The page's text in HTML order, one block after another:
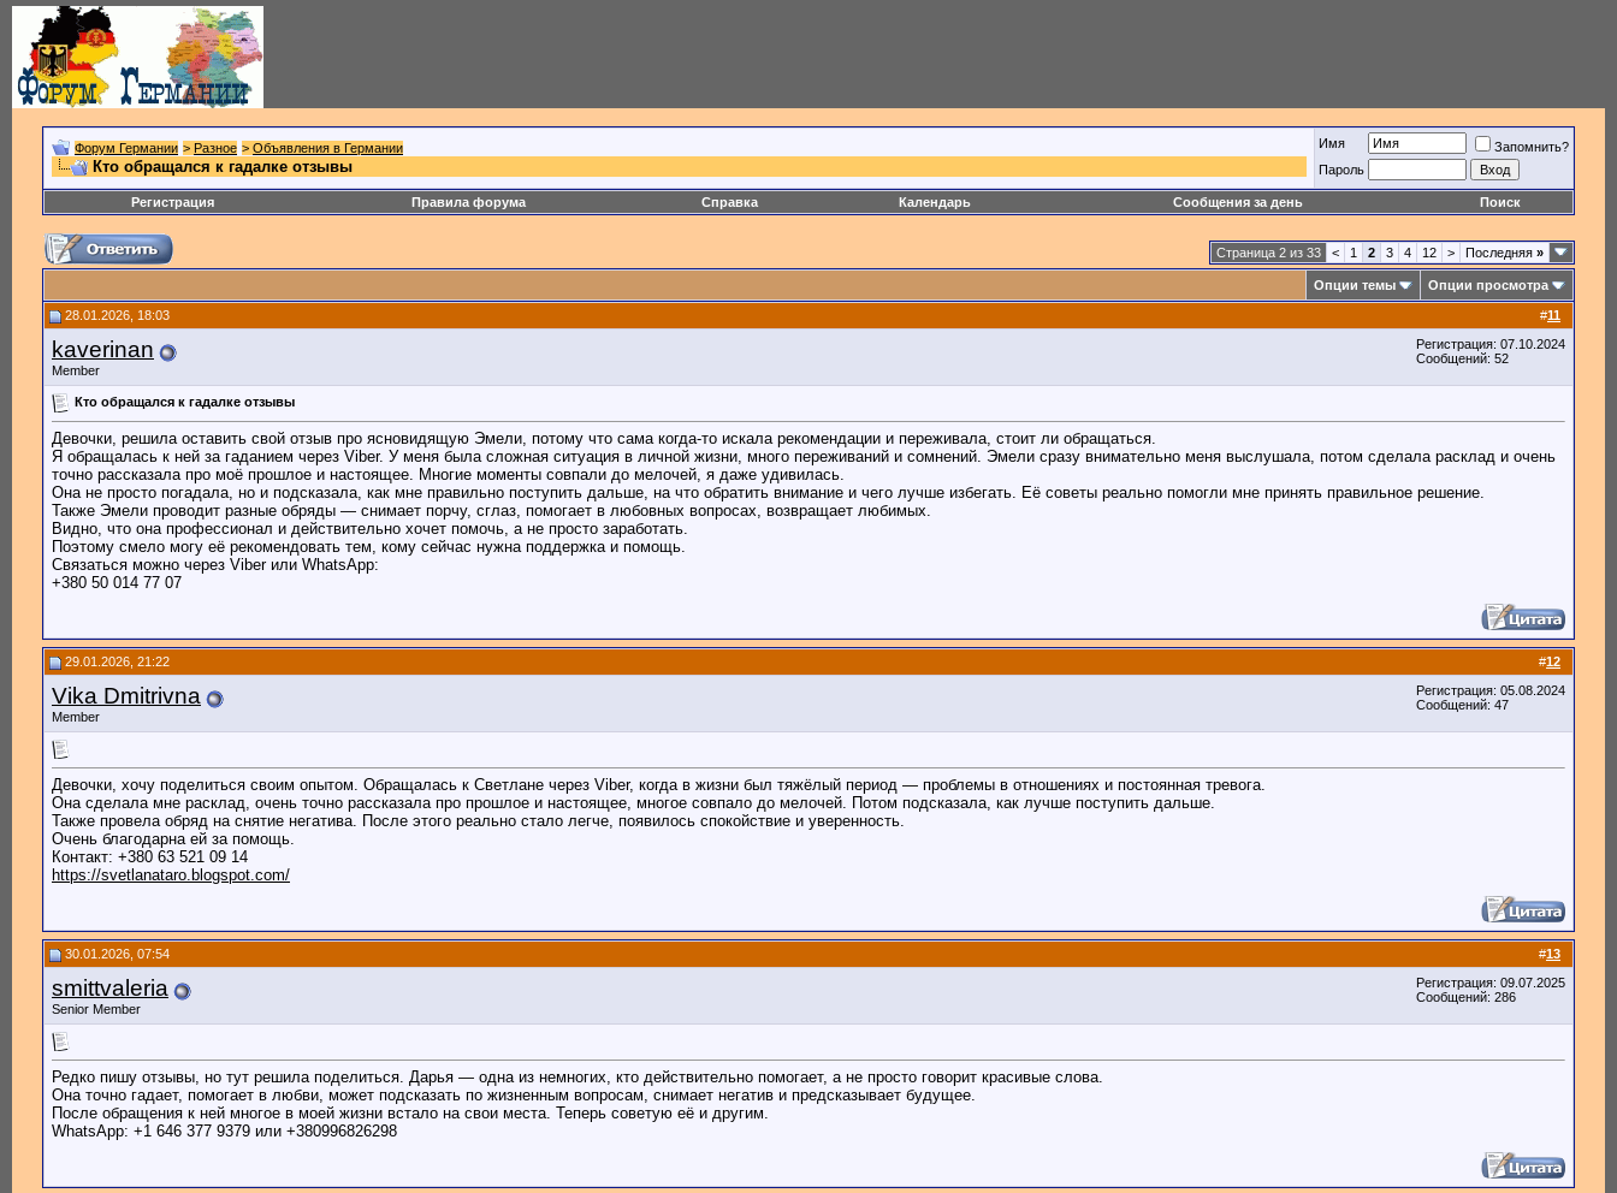
Форум Германии > Разное > Объявления в Германии
Кто обращался к гадалке отзывы
Имя
Запомнить?
Пароль
Регистрация Правила форума Справка Календарь Сообщения за день Поиск
Страница 2 из 33 < 1 2 3 4 12 > Последняя »
Опции темы Опции просмотра
#11
28.01.2026, 18:03
kaverinan
Member
Регистрация: 07.10.2024
Сообщений: 52
Кто обращался к гадалке отзывы
Девочки, решила оставить свой отзыв про ясновидящую Эмели, потому что сама когда-то искала рекомендации и переживала, стоит ли обращаться.
Я обращалась к ней за гаданием через Viber. У меня была сложная ситуация в личной жизни, много переживаний и сомнений. Эмели сразу внимательно меня выслушала, потом сделала расклад и очень
точно рассказала про моё прошлое и настоящее. Многие моменты совпали до мелочей, я даже удивилась.
Она не просто погадала, но и подсказала, как мне правильно поступить дальше, на что обратить внимание и чего лучше избегать. Её советы реально помогли мне принять правильное решение.
Также Эмели проводит разные обряды — снимает порчу, сглаз, помогает в любовных вопросах, возвращает любимых.
Видно, что она профессионал и действительно хочет помочь, а не просто заработать.
Поэтому смело могу её рекомендовать тем, кому сейчас нужна поддержка и помощь.
Связаться можно через Viber или WhatsApp:
+380 50 014 77 07
#12
29.01.2026, 21:22
Vika Dmitrivna
Member
Регистрация: 05.08.2024
Сообщений: 47
Девочки, хочу поделиться своим опытом. Обращалась к Светлане через Viber, когда в жизни был тяжёлый период — проблемы в отношениях и постоянная тревога.
Она сделала мне расклад, очень точно рассказала про прошлое и настоящее, многое совпало до мелочей. Потом подсказала, как лучше поступить дальше.
Также провела обряд на снятие негатива. После этого реально стало легче, появилось спокойствие и уверенность.
Очень благодарна ей за помощь.
Контакт: +380 63 521 09 14
https://svetlanataro.blogspot.com/
#13
30.01.2026, 07:54
smittvaleria
Senior Member
Регистрация: 09.07.2025
Сообщений: 286
Редко пишу отзывы, но тут решила поделиться. Дарья — одна из немногих, кто действительно помогает, а не просто говорит красивые слова.
Она точно гадает, помогает в любви, может подсказать по жизненным вопросам, снимает негатив и предсказывает будущее.
После обращения к ней многое в моей жизни встало на свои места. Теперь советую её и другим.
WhatsApp: +1 646 377 9379 или +380996826298